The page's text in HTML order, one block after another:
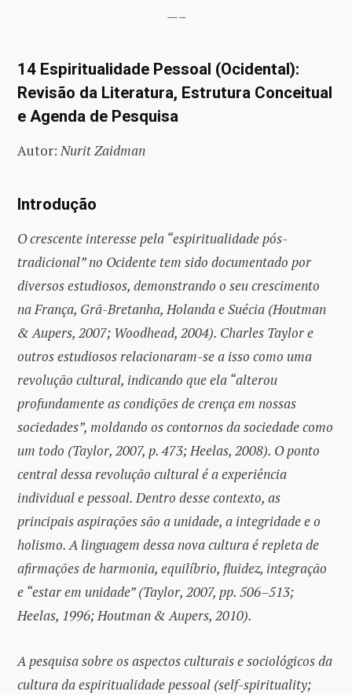
—–
14 Espiritualidade Pessoal (Ocidental):
Revisão da Literatura, Estrutura Conceitual
e Agenda de Pesquisa
Autor:Nurit Zaidman
Introdução
O crescente interesse pela “espiritualidade pós-
tradicional” no Ocidente tem sido documentado por
diversos estudiosos, demonstrando o seu crescimento
na França, Grã-Bretanha, Holanda e Suécia (Houtman
& Aupers, 2007; Woodhead, 2004). Charles Taylor e
outros estudiosos relacionaram-se a isso como uma
revolução cultural, indicando que ela “alterou
profundamente as condições de crença em nossas
sociedades”, moldando os contornos da sociedade como
um todo (Taylor, 2007, p. 473; Heelas, 2008). O ponto
central dessa revolução cultural é a experiência
individual e pessoal. Dentro desse contexto, as
principais aspirações são a unidade, a integridade e o
holismo. A linguagem dessa nova cultura é repleta de
afirmações de harmonia, equilíbrio, fluidez, integração
e “estar em unidade” (Taylor, 2007, pp. 506–513;
Heelas, 1996; Houtman & Aupers, 2010).
A pesquisa sobre os aspectos culturais e sociológicos da
cultura da espiritualidade pessoal (self-spirituality;